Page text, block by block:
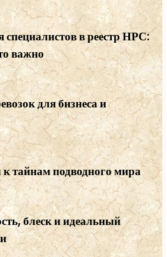
специалистов в реестр НРС:
важно
для бизнеса и
тайнам подводного мира
блеск и идеальный